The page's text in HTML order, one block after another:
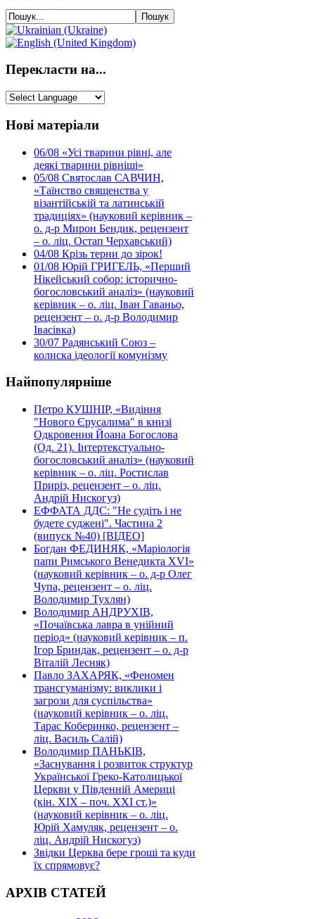
Перекласти на...
Нові матеріали
06/08 «Усі тварини рівні, але
деякі тварини рівніші»
05/08 Святослав САВЧИН,
«Таїнство священства у
візантійській та латинській
традиціях» (науковий керівник –
о. д-р Мирон Бендик, рецензент
– о. ліц. Остап Черхавський)
04/08 Крізь терни до зірок!
01/08 Юрій ГРИГЕЛЬ, «Перший
Нікейський собор: історично-
богословський аналіз» (науковий
керівник – о. ліц. Іван Гаваньо,
рецензент – о. д-р Володимир
Івасівка)
30/07 Радянський Союз –
колиска ідеології комунізму
Найпопулярніше
Петро КУШНІР, «Видіння
"Нового Єрусалима" в книзі
Одкровення Йоана Богослова
(Од. 21). Інтертекстуально-
богословський аналіз» (науковий
керівник – о. ліц. Ростислав
Приріз, рецензент – о. ліц.
Андрій Нискогуз)
ЕФФАТА ДДС: "Не судіть і не
будете суджені". Частина 2
(випуск №40) [ВІДЕО]
Богдан ФЕДИНЯК, «Маріологія
папи Римського Венедикта XVI»
(науковий керівник – о. д-р Олег
Чупа, рецензент – о. ліц.
Володимир Тухлян)
Володимир АНДРУХІВ,
«Почаївська лавра в унійний
період» (науковий керівник – п.
Ігор Бриндак, рецензент – о. д-р
Віталій Лесняк)
Павло ЗАХАРЯК, «Феномен
трансгуманізму: виклики і
загрози для суспільства»
(науковий керівник – о. ліц.
Тарас Коберинко, рецензент –
ліц. Василь Салій)
Володимир ПАНЬКІВ,
«Заснування і розвиток структур
Української Греко-Католицької
Церкви у Південній Америці
(кін. ХІХ – поч. ХХІ ст.)»
(науковий керівник – о. ліц.
Юрій Хамуляк, рецензент – о.
ліц. Андрій Нискогуз)
Звідки Церква бере гроші та куди
їх спрямовує?
АРХІВ СТАТЕЙ